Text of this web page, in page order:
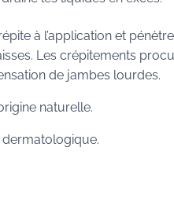
à l’application et
Les crépitements
de jambes lourdes.
naturelle.